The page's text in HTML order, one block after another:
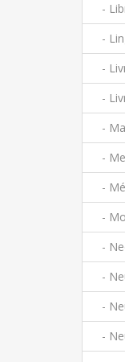
-
-
-
-
-
-
-
-
-
-
-
-